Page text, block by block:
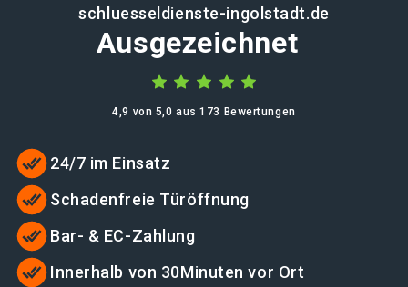
schluesseldienste-ingolstadt.de
Ausgezeichnet
4,9 von 5,0 aus 173 Bewertungen
24/7 im Einsatz
Schadenfreie Türöffnung
Bar- & EC-Zahlung
Innerhalb von 30Minuten vor Ort